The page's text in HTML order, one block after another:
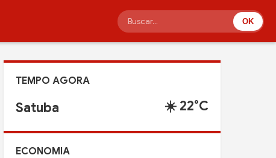
OK
TEMPO AGORA
Satuba ☀️ 22°C
ECONOMIA